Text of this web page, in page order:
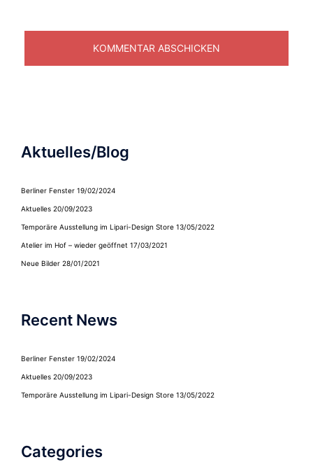
Aktuelles/Blog
Berliner Fenster 19/02/2024
Aktuelles 20/09/2023
Temporäre Ausstellung im Lipari-Design Store 13/05/2022
Atelier im Hof – wieder geöffnet 17/03/2021
Neue Bilder 28/01/2021
Recent News
Berliner Fenster 19/02/2024
Aktuelles 20/09/2023
Temporäre Ausstellung im Lipari-Design Store 13/05/2022
Categories